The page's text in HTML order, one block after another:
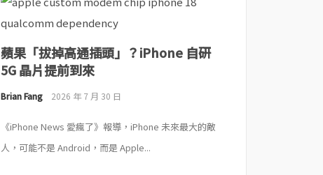
蘋果「拔掉高通插頭」？iPhone 自研
5G 晶片提前到來
Brian Fang 2026 年 7 月 30 日
《iPhone News 愛瘋了》報導，iPhone 未來最大的敵
人，可能不是 Android，而是 Apple...